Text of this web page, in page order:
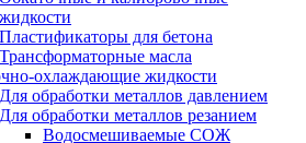
жидкости
Пластификаторы для бетона
Трансформаторные масла
охлаждающие жидкости
Для обработки металлов давлением
Для обработки металлов резанием
Водосмешиваемые СОЖ